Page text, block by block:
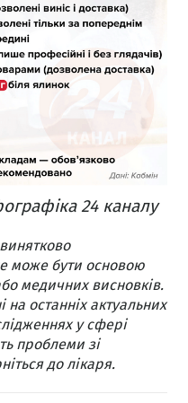
24 каналу
може бути основою
медичних висновків.
на останніх актуальних
у сфері
проблеми зі
до лікаря.